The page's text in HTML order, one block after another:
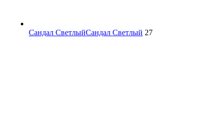
Сандал СветлыйСандал Светлый 27